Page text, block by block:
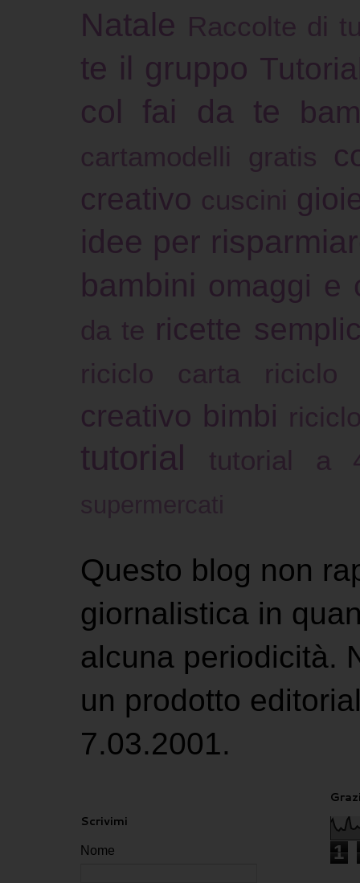
Natale Raccolte di
te il gruppo
col fai da te
cartamodelli gratis
creativo cuscini
idee per
bambini omaggi e
da te ricette
riciclo carta riciclo
creativo bimbi
tutorial tutorial a
Questo blog non
giornalistica in
alcuna periodicità.
un prodotto
7.03.2001.
Scrivimi
Nome 1